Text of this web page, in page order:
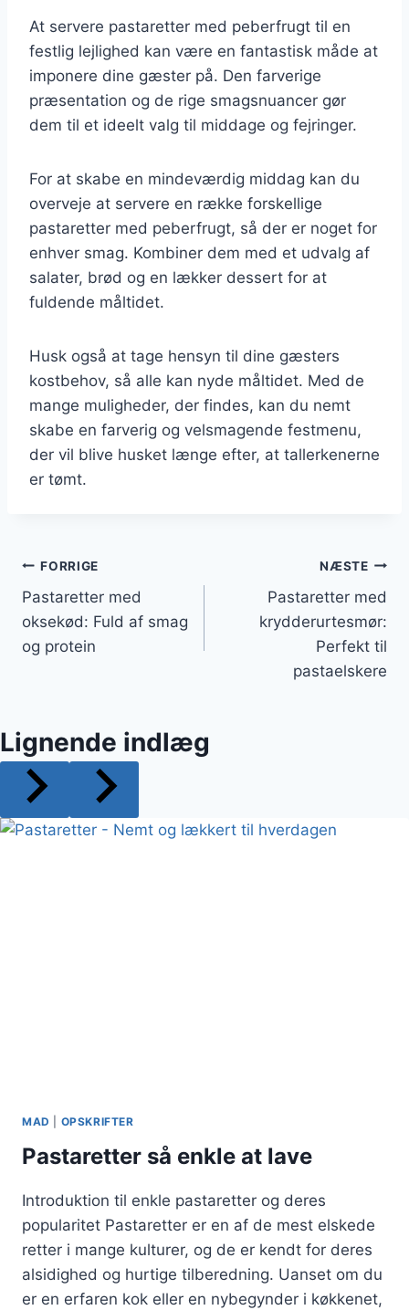
At servere pastaretter med peberfrugt til en
festlig lejlighed kan være en fantastisk måde at
imponere dine gæster på. Den farverige
præsentation og de rige smagsnuancer gør
dem til et ideelt valg til middage og fejringer.
For at skabe en mindeværdig middag kan du
overveje at servere en række forskellige
pastaretter med peberfrugt, så der er noget for
enhver smag. Kombiner dem med et udvalg af
salater, brød og en lækker dessert for at
fuldende måltidet.
Husk også at tage hensyn til dine gæsters
kostbehov, så alle kan nyde måltidet. Med de
mange muligheder, der findes, kan du nemt
skabe en farverig og velsmagende festmenu,
der vil blive husket længe efter, at tallerkenerne
er tømt.
Indlægsnavigation
FORRIGE
Pastaretter med
oksekød: Fuld af smag
og protein
NÆSTE
Pastaretter med
krydderurtesmør:
Perfekt til
pastaelskere
Lignende indlæg
MAD OPSKRIFTER
Pastaretter så enkle at lave
Introduktion til enkle pastaretter og deres
popularitet Pastaretter er en af de mest elskede
retter i mange kulturer, og de er kendt for deres
alsidighed og hurtige tilberedning. Uanset om du
er en erfaren kok eller en nybegynder i køkkenet,